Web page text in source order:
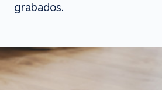
grabados.